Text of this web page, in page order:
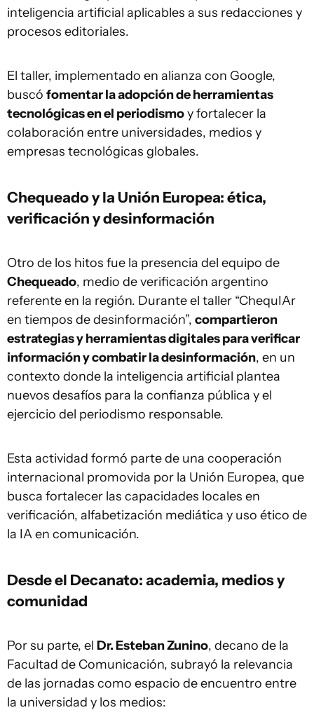
inteligencia artificial aplicables a sus redacciones y
procesos editoriales.
El taller, implementado en alianza con Google,
buscó fomentar la adopción de herramientas
tecnológicas en el periodismoy fortalecer la
colaboración entre universidades, medios y
empresas tecnológicas globales.
Chequeado y la Unión Europea: ética,
verificación y desinformación
Otro de los hitos fue la presencia del equipo de
Chequeado, medio de verificación argentino
referente en la región. Durante el taller “ChequIAr
en tiempos de desinformación”, compartieron
estrategias y herramientas digitales para verificar
información y combatir la desinformación, en un
contexto donde la inteligencia artificial plantea
nuevos desafíos para la confianza pública y el
ejercicio del periodismo responsable.
Esta actividad formó parte de una cooperación
internacional promovida por la Unión Europea, que
busca fortalecer las capacidades locales en
verificación, alfabetización mediática y uso ético de
la IA en comunicación.
Desde el Decanato: academia, medios y
comunidad
Por su parte, el Dr. Esteban Zunino, decano de la
Facultad de Comunicación, subrayó la relevancia
de las jornadas como espacio de encuentro entre
la universidad y los medios: